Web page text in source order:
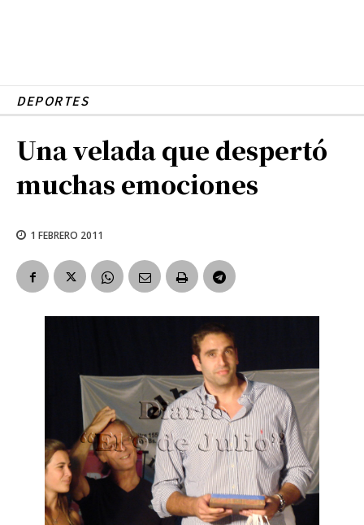
DEPORTES
Una velada que despertó
muchas emociones
1 FEBRERO 2011